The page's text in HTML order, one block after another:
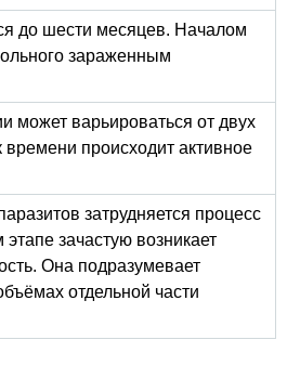
до шести месяцев. Началом
зараженным
может варьироваться от двух
времени происходит активное
затрудняется процесс
зачастую возникает
Она подразумевает
отдельной части